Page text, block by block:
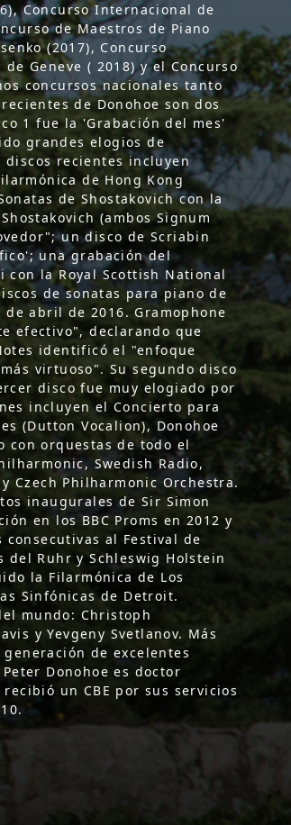
Concurso Internacional de
de Maestros de Piano
(2017), Concurso
Geneve ( 2018) y el Concurso
concursos nacionales tanto
de Donohoe son dos
1 fue la 'Grabación del mes'
grandes elogios de
discos recientes incluyen
de Hong Kong
de Shostakovich con la
(ambos Signum
un disco de Scriabin
una grabación del
la Royal Scottish National
de sonatas para piano de
abril de 2016. Gramophone
efectivo", declarando que
identificó el "enfoque
virtuoso". Su segundo disco
disco fue muy elogiado por
incluyen el Concierto para
(Dutton Vocalion), Donohoe
con orquestas de todo el
Swedish Radio,
Czech Philharmonic Orchestra.
inaugurales de Sir Simon
en los BBC Proms en 2012 y
al Festival de
del Ruhr y Schleswig Holstein
la Filarmónica de Los
Sinfónicas de Detroit.
mundo: Christoph
y Yevgeny Svetlanov. Más
de excelentes
Donohoe es doctor
un CBE por sus servicios